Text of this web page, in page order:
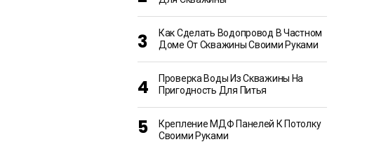
Как Сделать Водопровод В Частном
Доме От Скважины Своими Руками
Проверка Воды Из Скважины На
Пригодность Для Питья
Крепление МДФ Панелей К Потолку
Своими Руками